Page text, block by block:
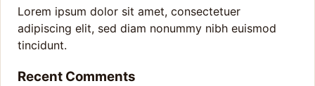
Lorem ipsum dolor sit amet, consectetuer
adipiscing elit, sed diam nonummy nibh euismod
tincidunt.
Recent Comments